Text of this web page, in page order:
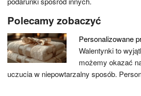
Polecamy zobaczyć
Personalizowane
Walentynki to
możemy okazać
uczucia w niepowtarzalny sposób.